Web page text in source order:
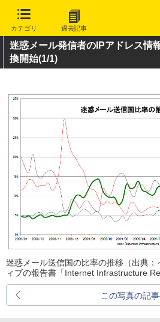
カテゴリ 過去記事
迷惑メール発信者のIPアドレス情
換開始(1/1)
迷惑メール送信国の比率の推移（出典
ィブの報告書「Internet Infrastructure
この写真の記